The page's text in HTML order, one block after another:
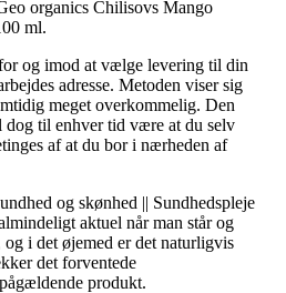
organics Chilisovs Mango
ml.
og imod at vælge levering til din
adresse. Metoden viser sig
meget overkommelig. Den
til enhver tid være at du selv
af at du bor i nærheden af
og skønhed || Sundhedspleje
aktuel når man står og
i det øjemed er det naturligvis
det forventede
produkt.